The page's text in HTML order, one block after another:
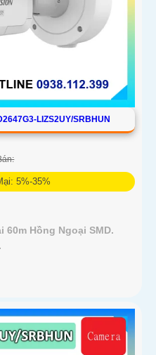
LIZS2UY/SRBHUN
5%-35%
60m Hồng Ngoại SMD.